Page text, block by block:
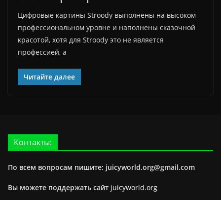
Цифровые картины Stroody выполнены на высоком
профессиональном уровне и наполнены сказочной
красотой, хотя для Stroody это не является
профессией, а
Читайте далее
Контакты:
По всем вопросам пишите: juicyworld.org@gmail.com
Вы можете поддержать сайт juicyworld.org